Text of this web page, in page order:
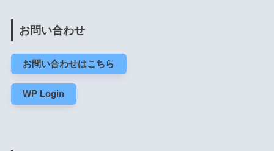
お問い合わせ
お問い合わせはこちら
WP Login